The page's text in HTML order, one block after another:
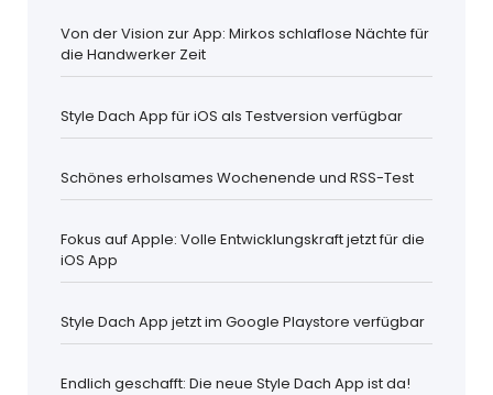
Von der Vision zur App: Mirkos schlaflose Nächte für
die Handwerker Zeit
Style Dach App für iOS als Testversion verfügbar
Schönes erholsames Wochenende und RSS-Test
Fokus auf Apple: Volle Entwicklungskraft jetzt für die
iOS App
Style Dach App jetzt im Google Playstore verfügbar
Endlich geschafft: Die neue Style Dach App ist da!